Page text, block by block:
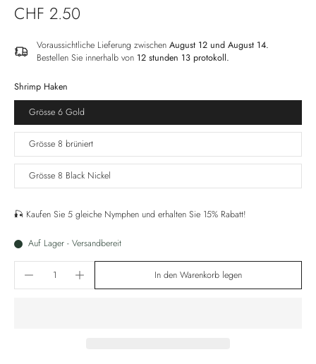
CHF 2.50
Voraussichtliche Lieferung zwischen August 12 und August 14.
Bestellen Sie innerhalb von 12 stunden 13 protokoll.
Shrimp Haken
Grösse 6 Gold
Grösse 8 brüniert
Grösse 8 Black Nickel
🎣 Kaufen Sie 5 gleiche Nymphen und erhalten Sie 15% Rabatt!
Auf Lager - Versandbereit
In den Warenkorb legen